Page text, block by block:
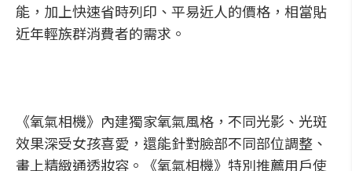
能，加上快速省時列印、平易近人的價格，相當貼
近年輕族群消費者的需求。
《氧氣相機》內建獨家氧氣風格，不同光影、光斑
效果深受女孩喜愛，還能針對臉部不同部位調整、
畫上精緻通透妝容。《氧氣相機》特別推薦用戶使